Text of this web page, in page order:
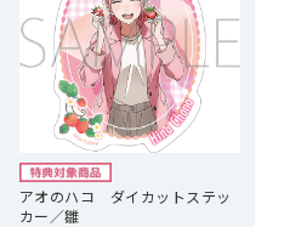
アオのハコ ダイカットステッ
カー／雛